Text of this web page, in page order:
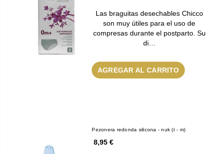
Las braguitas desechables Chicco
son muy útiles para el uso de
compresas durante el postparto. Su
di…
AGREGAR AL CARRITO
Pezonera redonda silicona - nuk (t - m)
8,95 €